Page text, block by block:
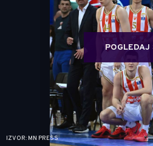
POGLEDAJ
IZVOR: MN PRESS